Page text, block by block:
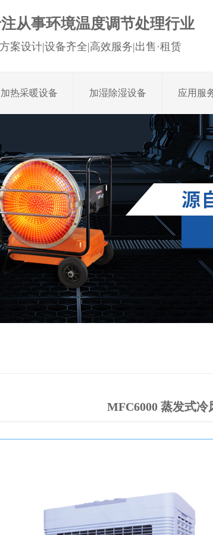
从事环境温度调节处理行业
方案设计|设备齐全|高效服务|出售·租赁
加热采暖设备 加湿除湿设备 应用服
MFC6000 蒸发式冷